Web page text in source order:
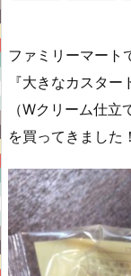
ファミリーマート
『大きなカスター
（Wクリーム仕立
を買ってきました！